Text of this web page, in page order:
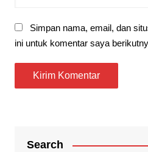
Simpan nama, email, dan
ini untuk komentar saya
Search